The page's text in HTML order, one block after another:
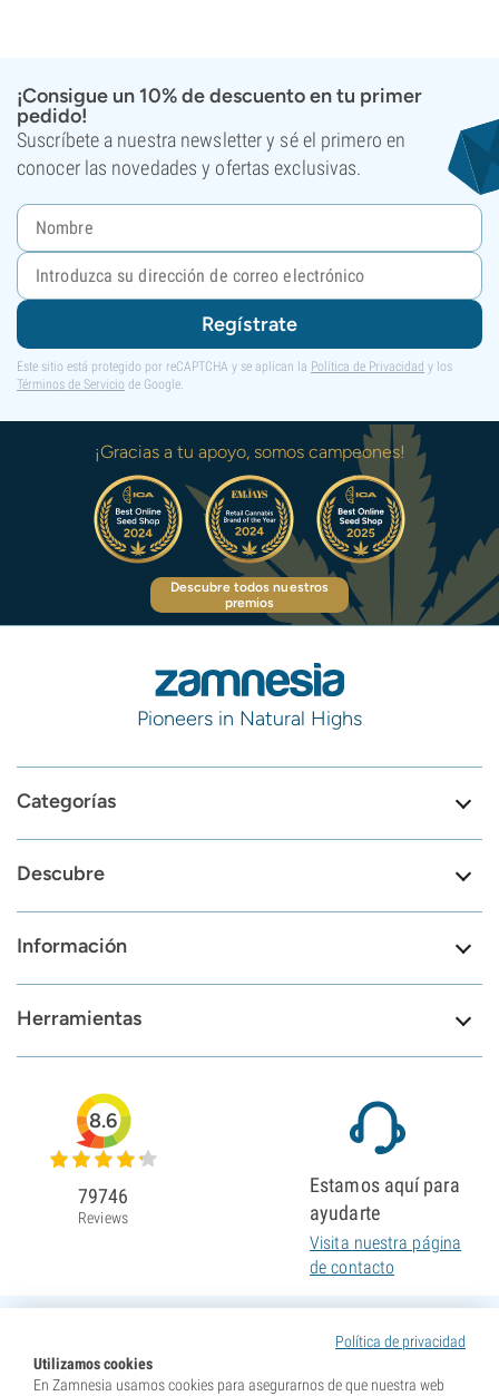
¡Consigue un 10% de descuento en tu primer
pedido!
Suscríbete a nuestra newsletter y sé el primero en
conocer las novedades y ofertas exclusivas.
Regístrate
Este sitio está protegido por reCAPTCHA y se aplican la Política de Privacidad y los
Términos de Servicio de Google.
¡Gracias a tu apoyo, somos campeones!
Descubre todos nuestros
premios
Pioneers in Natural Highs
Categorías
Descubre
Información
Herramientas
Política de privacidad
Utilizamos cookies
En Zamnesia usamos cookies para asegurarnos de que nuestra web
8.6
79746
Reviews
Estamos aquí para
ayudarte
Visita nuestra página
de contacto